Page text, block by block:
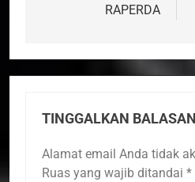
RAPERDA
TINGGALKAN BALASAN
Alamat email Anda tidak
Ruas yang wajib ditandai *